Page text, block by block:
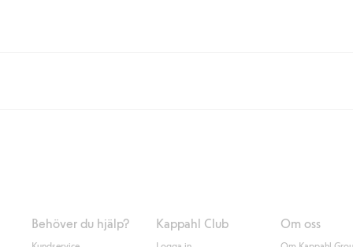
du handlar för över 500kr med leverans till ombud eller paketbox
Behöver du hjälp? Kappahl Club Om oss